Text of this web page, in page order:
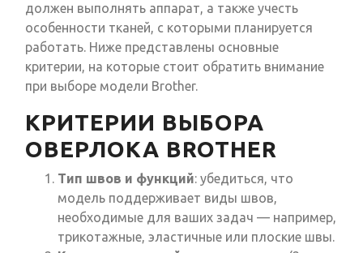
должен выполнять аппарат, а также учесть
особенности тканей, с которыми планируется
работать. Ниже представлены основные
критерии, на которые стоит обратить внимание
при выборе модели Brother.
КРИТЕРИИ ВЫБОРА
ОВЕРЛОКА BROTHER
Тип швов и функций: убедиться, что
модель поддерживает виды швов,
необходимые для ваших задач — например,
трикотажные, эластичные или плоские швы.